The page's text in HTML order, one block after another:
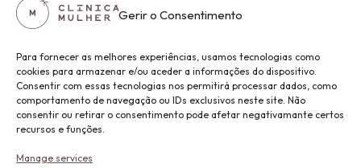
Gerir o Consentimento
Para fornecer as melhores experiências, usamos tecnologias como
cookies para armazenar e/ou aceder a informações do dispositivo.
Consentir com essas tecnologias nos permitirá processar dados, como
comportamento de navegação ou IDs exclusivos neste site. Não
consentir ou retirar o consentimento pode afetar negativamante certos
recursos e funções.
Manage services
PHONE
WHATSAPP
+351 936 780 009